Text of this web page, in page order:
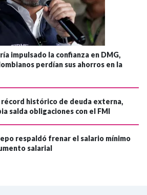
impulsado la confianza en DMG,
perdían sus ahorros en la
histórico de deuda externa,
salda obligaciones con el FMI
respaldó frenar el salario mínimo
salarial